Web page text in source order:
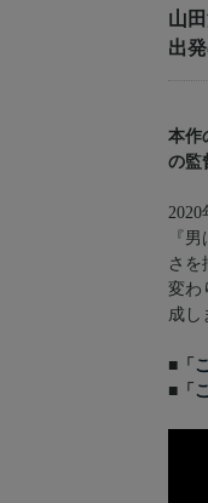
山
出発
本作
の監
『
さを
変わ
成し
■「
■「